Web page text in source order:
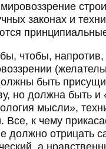
законах и
чтобы, напротив,
быть
но должна быть и
мысли»,
Все, к чему
должно отрицать